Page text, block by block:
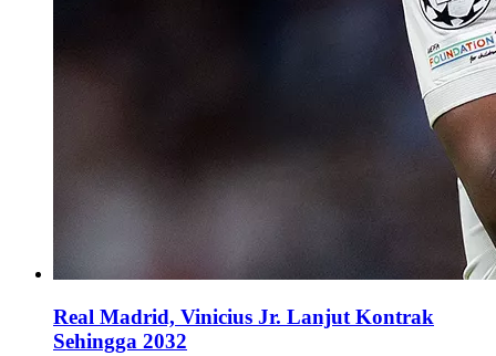
Real Madrid, Vinicius Jr. Lanjut Kontrak
Sehingga 2032